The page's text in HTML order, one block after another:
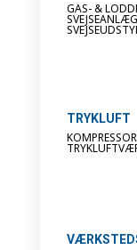
GAS- &
SVEJSEANLÆG
TRYKLUFT
KOMPRESSOR